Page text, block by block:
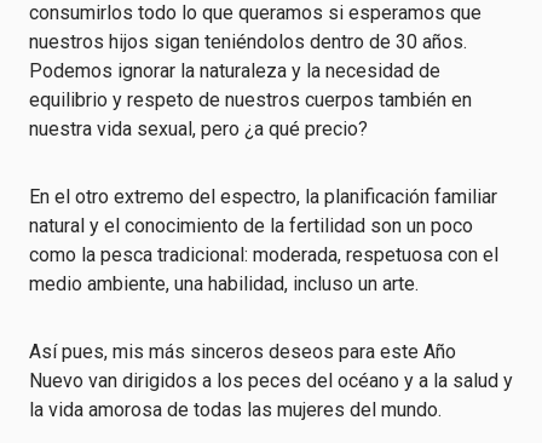
consumirlos todo lo que queramos si esperamos que
nuestros hijos sigan teniéndolos dentro de 30 años.
Podemos ignorar la naturaleza y la necesidad de
equilibrio y respeto de nuestros cuerpos también en
nuestra vida sexual, pero ¿a qué precio?
En el otro extremo del espectro, la planificación familiar
natural y el conocimiento de la fertilidad son un poco
como la pesca tradicional: moderada, respetuosa con el
medio ambiente, una habilidad, incluso un arte.
Así pues, mis más sinceros deseos para este Año
Nuevo van dirigidos a los peces del océano y a la salud y
la vida amorosa de todas las mujeres del mundo.